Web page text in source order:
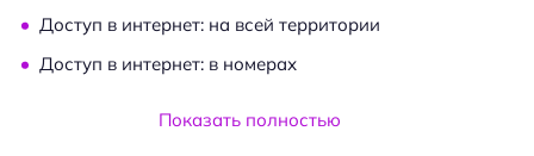
Доступ в интернет: на всей территории
Доступ в интернет: в номерах
Услуги и удобстваПоказать полностью